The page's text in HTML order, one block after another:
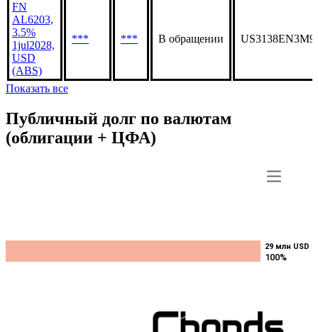
FN
AL6203,
3.5%
1jul2028,
USD
(ABS)
*** *** В обращении
Показать все
Публичный долг по валютам
(облигации + ЦФА)
29 млн USD
100%
29 млн USD
100%